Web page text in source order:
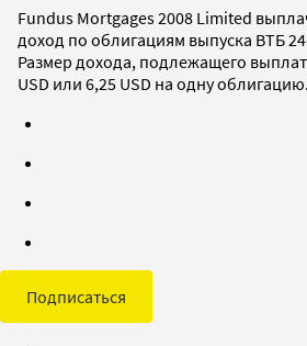
Fundus Mortgages 2008 Limited
доход по облигациям выпуска ВТБ
Размер дохода, подлежащего
USD или 6,25 USD на одну облигацию.
Подписаться